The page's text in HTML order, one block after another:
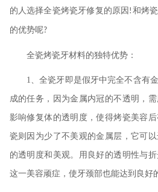
的人选择全瓷烤瓷牙修复的原因 ! 和烤
的优势呢?
全瓷烤瓷牙材料的独特优势：
1 、全瓷牙即是假牙中完全不含有
成的任务，因为金属内冠的不透明，
影响修复体的透明度，使得烤瓷美容
瓷则因为少了不美观的金属层，它可
的透明度和美观。用良好的透明性与
这一美容顽症，使牙颈部也能达到良好